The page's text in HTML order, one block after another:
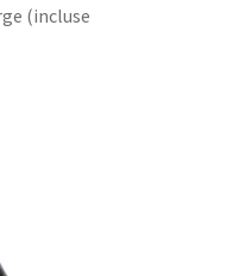
(incluse